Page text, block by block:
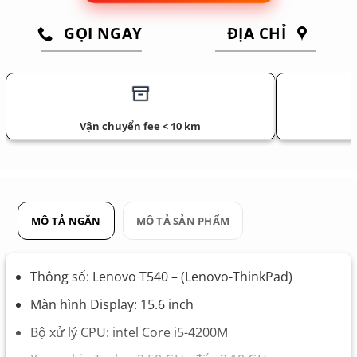
GỌI NGAY ĐỊA CHỈ
Vận chuyển fee < 10 km
MÔ TẢ NGẮN MÔ TẢ SẢN PHẨM
Thông số: Lenovo T540 – (Lenovo-ThinkPad)
Màn hình Display: 15.6 inch
Bộ xử lý CPU: intel Core i5-4200M